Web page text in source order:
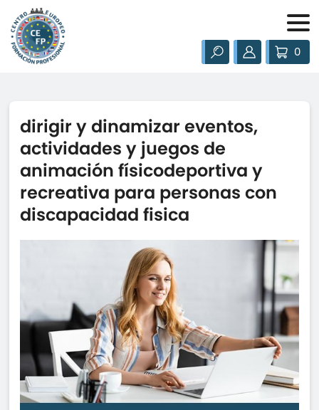
0
dirigir y dinamizar eventos,
actividades y juegos de
animación físicodeportiva y
recreativa para personas con
discapacidad fisica